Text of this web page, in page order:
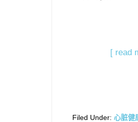
[ read
Filed Under: 心脏健